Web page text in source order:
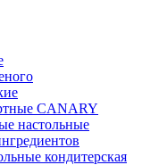
CANARY
настольные
кондитерская